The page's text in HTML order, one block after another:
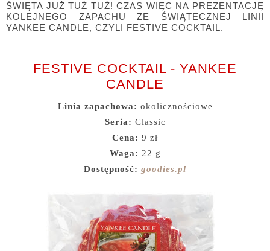
ŚWIĘTA JUŻ TUŻ TUŻ! CZAS WIĘC NA PREZENTACJĘ
KOLEJNEGO ZAPACHU ZE ŚWIĄTECZNEJ LINII
YANKEE CANDLE, CZYLI FESTIVE COCKTAIL.
FESTIVE COCKTAIL - YANKEE
CANDLE
Linia zapachowa: okolicznościowe
Seria: Classic
Cena: 9 zł
Waga: 22 g
Dostępność: goodies.pl